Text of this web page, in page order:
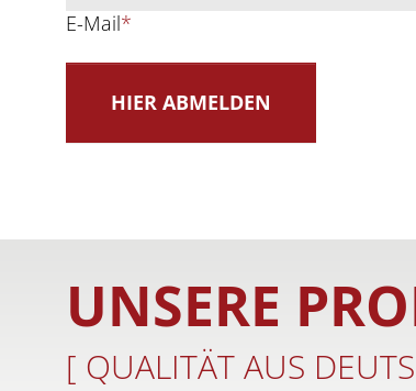
E-Mail*
UNSERE
[ QUALITÄT AUS